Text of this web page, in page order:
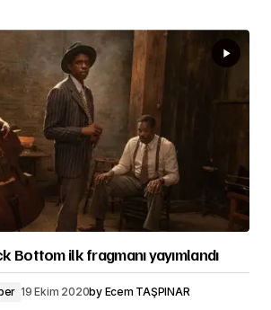
Bottom ilk fragmanı yayımlandı
19 Ekim 2020by Ecem TAŞPINAR